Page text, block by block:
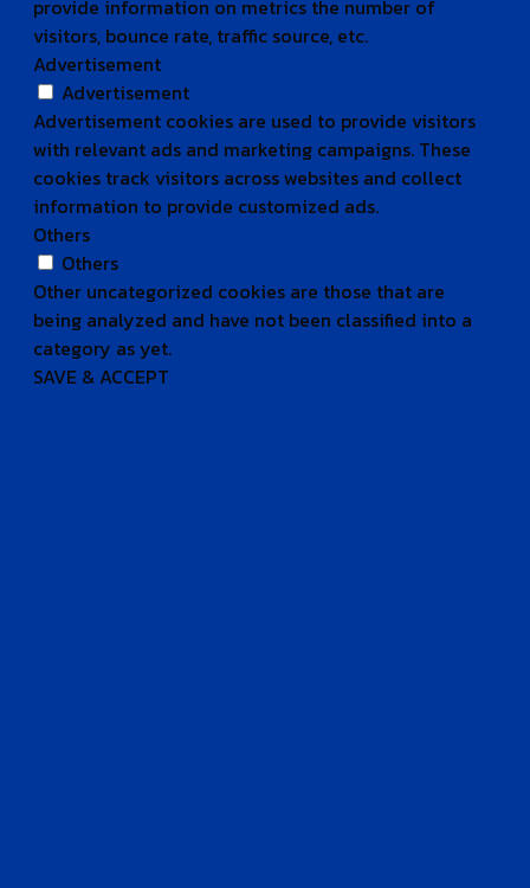
provide information on metrics the number of
visitors, bounce rate, traffic source, etc.
Advertisement
Advertisement
Advertisement cookies are used to provide visitors
with relevant ads and marketing campaigns. These
cookies track visitors across websites and collect
information to provide customized ads.
Others
Others
Other uncategorized cookies are those that are
being analyzed and have not been classified into a
category as yet.
SAVE & ACCEPT